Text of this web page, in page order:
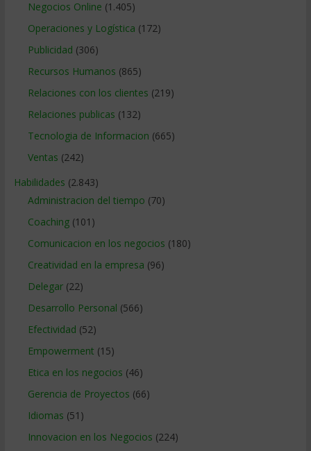
Negocios Online (1.405)
Operaciones y Logística (172)
Publicidad (306)
Recursos Humanos (865)
Relaciones con los clientes (219)
Relaciones publicas (132)
Tecnologia de Informacion (665)
Ventas (242)
Habilidades (2.843)
Administracion del tiempo (70)
Coaching(101)
Comunicacion en los negocios (180)
Creatividad en la empresa (96)
Delegar(22)
Desarrollo Personal (566)
Efectividad (52)
Empowerment (15)
Etica en los negocios (46)
Gerencia de Proyectos (66)
Idiomas (51)
Innovacion en los Negocios (224)